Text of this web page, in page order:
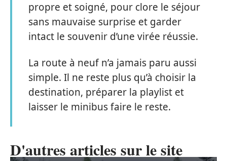
propre et soigné, pour clore le séjour
sans mauvaise surprise et garder
intact le souvenir d’une virée réussie.
La route à neuf n’a jamais paru aussi
simple. Il ne reste plus qu’à choisir la
destination, préparer la playlist et
laisser le minibus faire le reste.
D'autres articles sur le site